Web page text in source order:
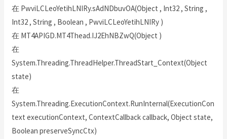
在 PwviLCLeoYetihLNIRy.sAdNDbuvOA(Object , Int32 , String ,
Int32 , String , Boolean , PwviLCLeoYetihLNIRy )
在 MT4APIGD.MT4Thead.IJ2EhNBZwQ(Object )
在
System.Threading.ThreadHelper.ThreadStart_Context(Object
state)
在
System.Threading.ExecutionContext.RunInternal(ExecutionCon
text executionContext, ContextCallback callback, Object state,
Boolean preserveSyncCtx)